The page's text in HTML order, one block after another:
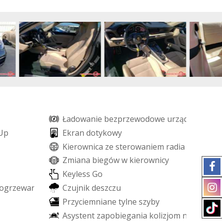
Ładowanie bezprzewodowe urząd
p Ekran dotykowy
Kierownica ze sterowaniem radia
Zmiana biegów w kierownicy
Keyless Go
grzewan Czujnik deszczu
Przyciemniane tylne szyby
Asystent zapobiegania kolizjom n rzyżo